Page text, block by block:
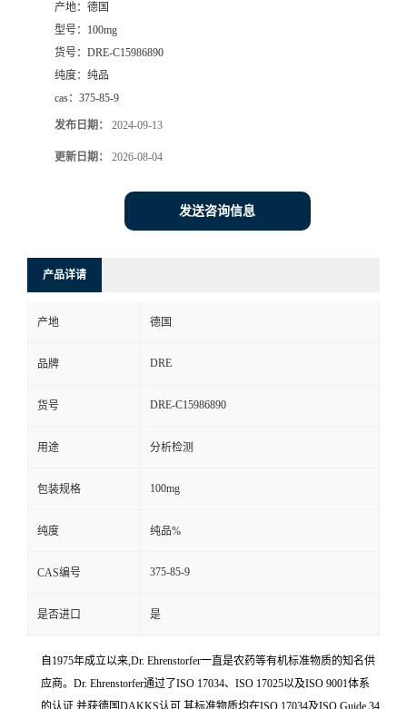
产地： 德国
型号： 100mg
货号： DRE-C15986890
纯度： 纯品
cas： 375-85-9
发布日期： 2024-09-13
更新日期： 2026-08-04
发送咨询信息
产品详请
产地 德国
品牌 DRE
货号 DRE-C15986890
用途 分析检测
包装规格 100mg
纯度 纯品%
CAS编号 375-85-9
是否进口 是
自1975年成立以来,Dr. Ehrenstorfer一直是农药等有机标准物质的知名供
应商。Dr. Ehrenstorfer通过了ISO 17034、ISO 17025以及ISO 9001体系
的认证,并获德国DAKKS认可,其标准物质均在ISO 17034及ISO Guide 34